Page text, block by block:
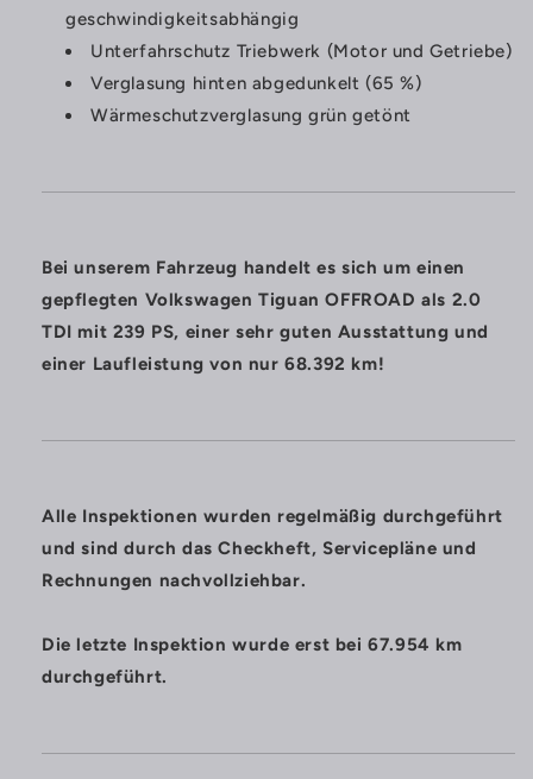
geschwindigkeitsabhängig
Unterfahrschutz Triebwerk (Motor und Getriebe)
Verglasung hinten abgedunkelt (65 %)
Wärmeschutzverglasung grün getönt
Bei unserem Fahrzeug handelt es sich um einen
gepflegten Volkswagen Tiguan OFFROAD als 2.0
TDI mit 239 PS, einer sehr guten Ausstattung und
einer Laufleistung von nur 68.392 km!
Alle Inspektionen wurden regelmäßig durchgeführt
und sind durch das Checkheft, Servicepläne und
Rechnungen nachvollziehbar.
Die letzte Inspektion wurde erst bei 67.954 km
durchgeführt.